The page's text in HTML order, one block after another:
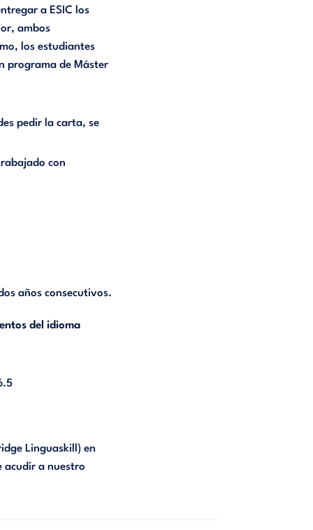
a ESIC los
ambos
los estudiantes
programa de Máster
pedir la carta, se
con
años consecutivos.
del idioma
Linguaskill) en
acudir a nuestro